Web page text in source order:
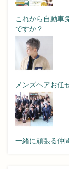
これから自動車
ですか？
メンズヘアお任
一緒に頑張る仲